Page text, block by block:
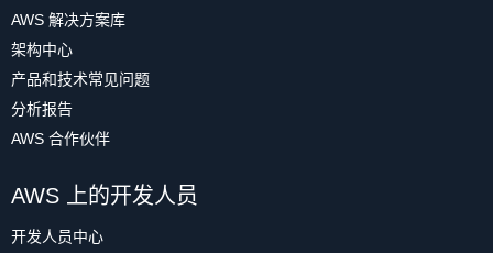
AWS 解决方案库
架构中心
产品和技术常见问题
分析报告
AWS 合作伙伴
AWS 上的开发人员
开发人员中心